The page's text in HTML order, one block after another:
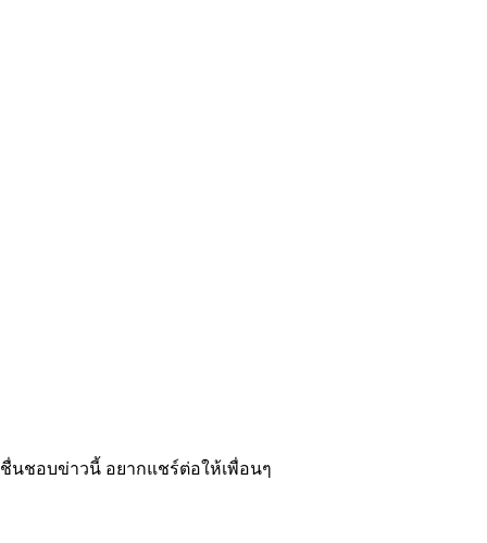
ชื่นชอบข่าวนี้ อยากแชร์ต่อให้เพื่อนๆ